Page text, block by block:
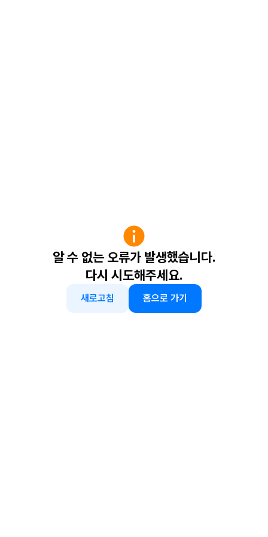
알 수 없는 오류가 발생했습니다.
다시 시도해주세요.
새로고침 홈으로 가기